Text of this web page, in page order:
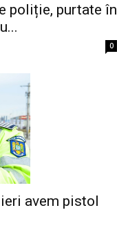
poliție, purtate în
0
avem pistol